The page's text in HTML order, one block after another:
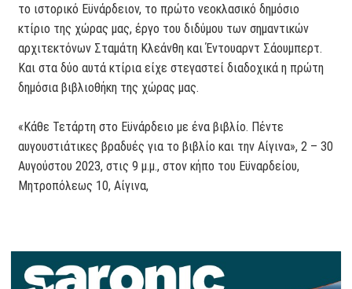
το ιστορικό Εϋνάρδειον, το πρώτο νεοκλασικό δημόσιο
κτίριο της χώρας μας, έργο του διδύμου των σημαντικών
αρχιτεκτόνων Σταμάτη Κλεάνθη και Έντουαρντ Σάουμπερτ.
Και στα δύο αυτά κτίρια είχε στεγαστεί διαδοχικά η πρώτη
δημόσια βιβλιοθήκη της χώρας μας.
«Κάθε Τετάρτη στο Εϋνάρδειο με ένα βιβλίο. Πέντε
αυγουστιάτικες βραδυές για το βιβλίο και την Αίγινα», 2 – 30
Αυγούστου 2023, στις 9 μ.μ., στον κήπο του Εϋναρδείου,
Μητροπόλεως 10, Αίγινα,